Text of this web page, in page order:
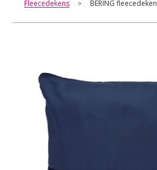
Fleecedekens > BERING fleecedeken